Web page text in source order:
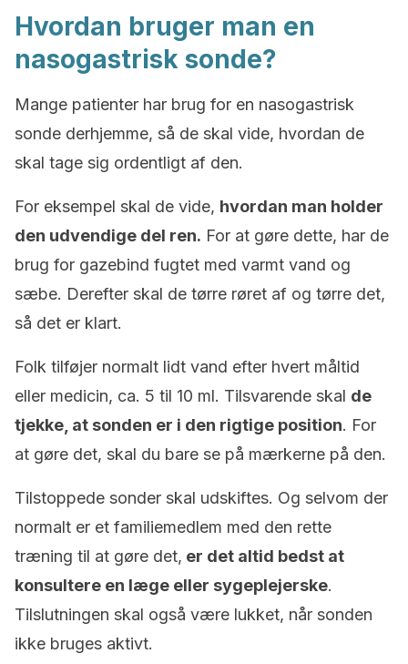
Hvordan bruger man en
nasogastrisk sonde?
Mange patienter har brug for en nasogastrisk
sonde derhjemme, så de skal vide, hvordan de
skal tage sig ordentligt af den.
For eksempel skal de vide, hvordan man holder
den udvendige del ren. For at gøre dette, har de
brug for gazebind fugtet med varmt vand og
sæbe. Derefter skal de tørre røret af og tørre det,
så det er klart.
Folk tilføjer normalt lidt vand efter hvert måltid
eller medicin, ca. 5 til 10 ml. Tilsvarende skal de
tjekke, at sonden er i den rigtige position. For
at gøre det, skal du bare se på mærkerne på den.
Tilstoppede sonder skal udskiftes. Og selvom der
normalt er et familiemedlem med den rette
træning til at gøre det, er det altid bedst at
konsultere en læge eller sygeplejerske.
Tilslutningen skal også være lukket, når sonden
ikke bruges aktivt.